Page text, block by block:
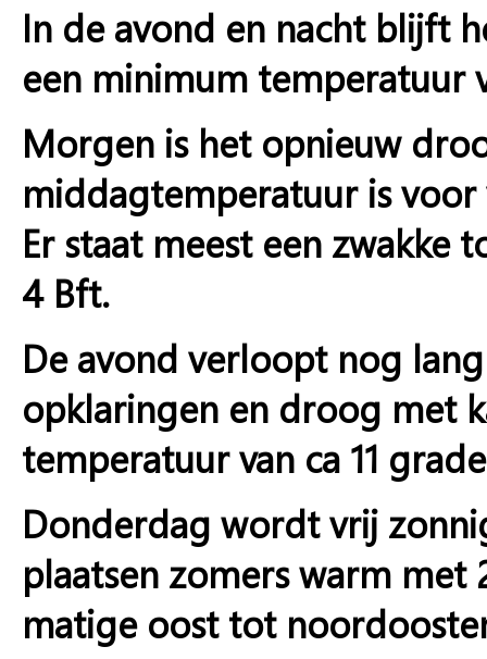
In de avond en nacht blijft
een minimum temperatuur
Morgen is het opnieuw
middagtemperatuur is voor
Er staat meest een
4 Bft.
De avond verloopt nog
opklaringen en droog met
temperatuur van ca 11
Donderdag wordt vrij
plaatsen zomers warm met
matige oost tot